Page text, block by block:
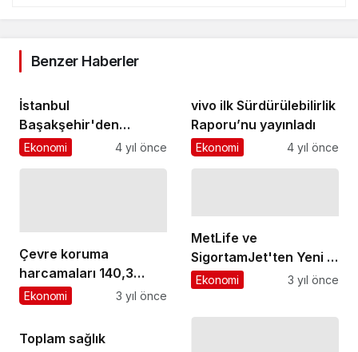
Benzer Haberler
İstanbul
Başakşehir'den
Amatör Kulüplere
Ekonomi 4 yıl önce
vivo ilk Sürdürülebilirlik
Raporu’nu yayınladı
Ekonomi 4 yıl önce
Çevre koruma
harcamaları 140,3
milyar TL olarak
Ekonomi 3 yıl önce
MetLife ve
SigortamJet'ten Yeni İş
Birliği
Ekonomi 3 yıl önce
Toplam sağlık